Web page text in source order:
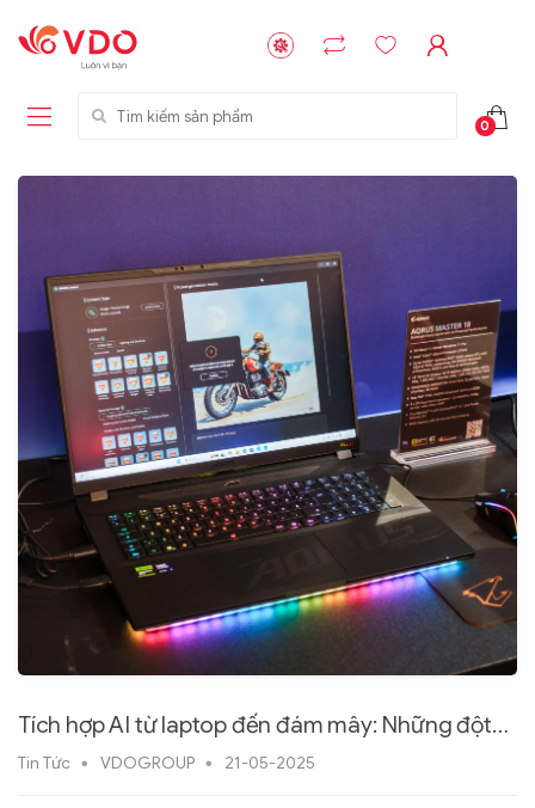
Tìm kiếm sản phẩm
0
Tích hợp AI từ laptop đến đám mây: Những đột
phá tại COMPUTEX 2025
Tin Tức VDOGROUP 21-05-2025